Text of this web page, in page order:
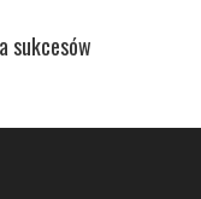
sukcesów